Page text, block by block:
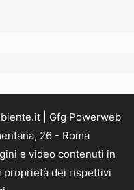
| Gfg Powerweb
26 - Roma
e video contenuti in
proprietà dei rispettivi